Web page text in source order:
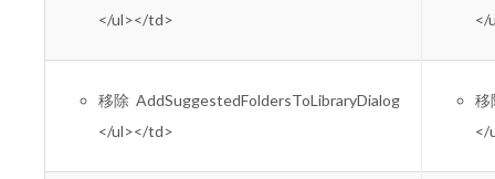
</ul></td>
</
移除 AddSuggestedFoldersToLibraryDialog
</ul></td>
移
</